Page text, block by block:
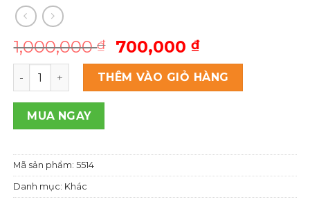
1,000,000₫
Giá
gốc
là:
1,000,000 ₫.
700,000 ₫Giá
hiện
tại
là:
Theme wordpress bán đá quý số lượng
THÊM VÀO GIỎ HÀNG
MUA NGAY
Mã sản phẩm:5514
Danh mục: Khác